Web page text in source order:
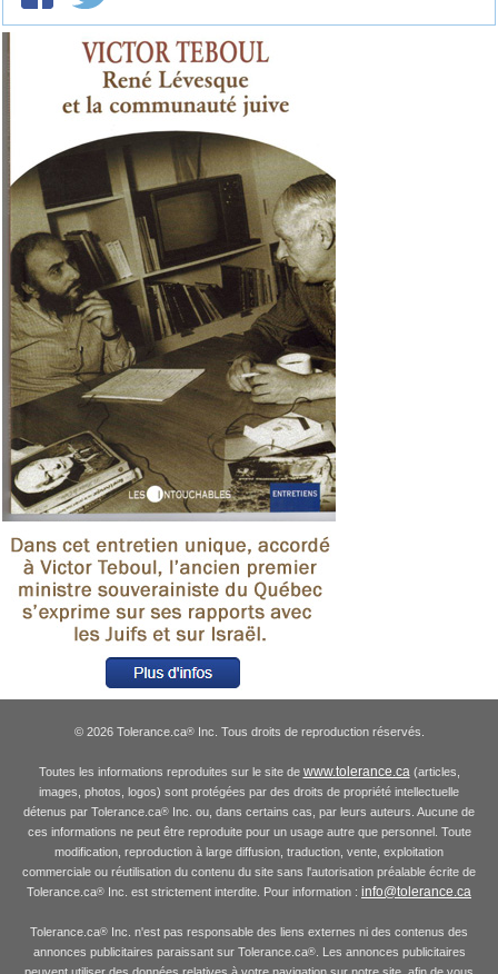
© 2026 Tolerance.ca®Inc. Tous droits de reproduction réservés.
Toutes les informations reproduites sur le site de www.tolerance.ca(articles,
images, photos, logos) sont protégées par des droits de propriété intellectuelle
détenus par Tolerance.ca® Inc. ou, dans certains cas, par leurs auteurs. Aucune de
ces informations ne peut être reproduite pour un usage autre que personnel. Toute
modification, reproduction à large diffusion, traduction, vente, exploitation
commerciale ou réutilisation du contenu du site sans l'autorisation préalable écrite de
Tolerance.ca® Inc. est strictement interdite. Pour information : info@tolerance.ca
Tolerance.ca® Inc. n'est pas responsable des liens externes ni des contenus des
annonces publicitaires paraissant sur Tolerance.ca®. Les annonces publicitaires